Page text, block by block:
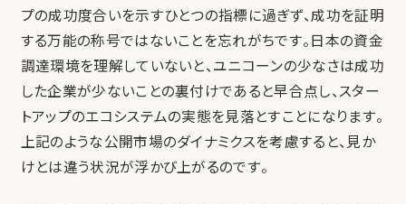
プの成功度合いを示すひとつの指標に過ぎず、成功を証明
する万能の称号ではないことを忘れがちです。日本の資金
調達環境を理解していないと、ユニコーンの少なさは成功
した企業が少ないことの裏付けであると早合点し、スター
トアップのエコシステムの実態を見落とすことになります。
上記のような公開市場のダイナミクスを考慮すると、見か
けとは違う状況が浮かび上がるのです。